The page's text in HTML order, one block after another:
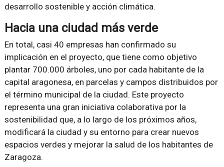
desarrollo sostenible y acción climática.
Hacia una ciudad más verde
En total, casi 40 empresas han confirmado su
implicación en el proyecto, que tiene como objetivo
plantar 700.000 árboles, uno por cada habitante de la
capital aragonesa, en parcelas y campos distribuidos por
el término municipal de la ciudad. Este proyecto
representa una gran iniciativa colaborativa por la
sostenibilidad que, a lo largo de los próximos años,
modificará la ciudad y su entorno para crear nuevos
espacios verdes y mejorar la salud de los habitantes de
Zaragoza.